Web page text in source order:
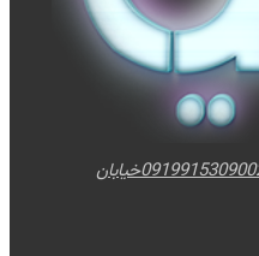
09199153090خیابان